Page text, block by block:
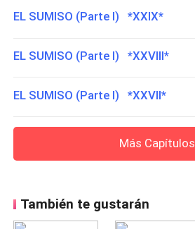
EL SUMISO (Parte I) *XXIX*
EL SUMISO (Parte I) *XXVIII*
EL SUMISO (Parte I) *XXVII*
Más Capítulos
También te gustarán